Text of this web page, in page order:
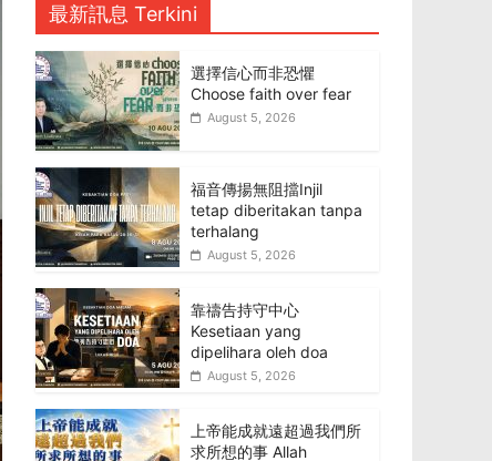
最新訊息 Terkini
選擇信心而非恐懼
Choose faith over fear
August 5, 2026
福音傳揚無阻擋Injil
tetap diberitakan tanpa
terhalang
August 5, 2026
靠禱告持守中心
Kesetiaan yang
dipelihara oleh doa
August 5, 2026
上帝能成就遠超過我們所
求所想的事 Allah